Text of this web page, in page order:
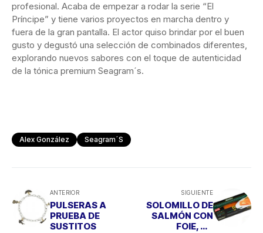
profesional. Acaba de empezar a rodar la serie “El
Príncipe” y tiene varios proyectos en marcha dentro y
fuera de la gran pantalla. El actor quiso brindar por el buen
gusto y degustó una selección de combinados diferentes,
explorando nuevos sabores con el toque de autenticidad
de la tónica premium Seagram´s.
Alex González Seagram´s
ANTERIOR
PULSERAS A
PRUEBA DE
SUSTITOS
SIGUIENTE
SOLOMILLO DE
SALMÓN CON
FOIE, UN